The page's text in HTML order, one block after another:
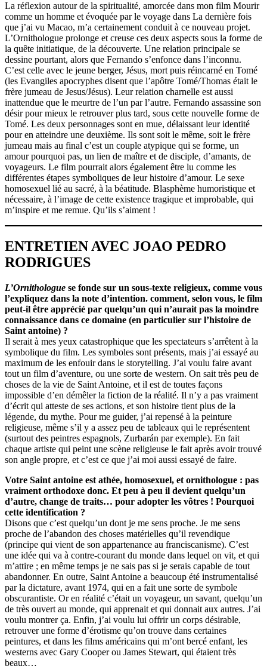
La réflexion autour de la spiritualité, amorcée dans mon film Mourir
comme un homme et évoquée par le voyage dans La dernière fois
que j’ai vu Macao, m’a certainement conduit à ce nouveau projet.
L’Ornithologue prolonge et creuse ces deux aspects sous la forme de
la quête initiatique, de la découverte. Une relation principale se
dessine pourtant, alors que Fernando s’enfonce dans l’inconnu.
C’est celle avec le jeune berger, Jésus, mort puis réincarné en Tomé
(les Evangiles apocryphes disent que l’apôtre Tomé/Thomas était le
frère jumeau de Jesus/Jésus). Leur relation charnelle est aussi
inattendue que le meurtre de l’un par l’autre. Fernando assassine son
désir pour mieux le retrouver plus tard, sous cette nouvelle forme de
Tomé. Les deux personnages sont en mue, délaissant leur identité
pour en atteindre une deuxième. Ils sont soit le même, soit le frère
jumeau mais au final c’est un couple atypique qui se forme, un
amour pourquoi pas, un lien de maître et de disciple, d’amants, de
voyageurs. Le film pourrait alors également être lu comme les
différentes étapes symboliques de leur histoire d’amour. Le sexe
homosexuel lié au sacré, à la béatitude. Blasphème humoristique et
nécessaire, à l’image de cette existence tragique et improbable, qui
m’inspire et me remue. Qu’ils s’aiment !
ENTRETIEN AVEC JOAO PEDRO
RODRIGUES
L’Ornithologue se fonde sur un sous-texte religieux, comme vous
l’expliquez dans la note d’intention. comment, selon vous, le film
peut-il être apprécié par quelqu’un qui n’aurait pas la moindre
connaissance dans ce domaine (en particulier sur l’histoire de
Saint antoine) ?
Il serait à mes yeux catastrophique que les spectateurs s’arrêtent à la
symbolique du film. Les symboles sont présents, mais j’ai essayé au
maximum de les enfouir dans le storytelling. J’ai voulu faire avant
tout un film d’aventure, ou une sorte de western. On sait très peu de
choses de la vie de Saint Antoine, et il est de toutes façons
impossible d’en démêler la fiction de la réalité. Il n’y a pas vraiment
d’écrit qui atteste de ses actions, et son histoire tient plus de la
légende, du mythe. Pour me guider, j’ai repensé à la peinture
religieuse, même s’il y a assez peu de tableaux qui le représentent
(surtout des peintres espagnols, Zurbarán par exemple). En fait
chaque artiste qui peint une scène religieuse le fait après avoir trouvé
son angle propre, et c’est ce que j’ai moi aussi essayé de faire.
Votre Saint antoine est athée, homosexuel, et ornithologue : pas
vraiment orthodoxe donc. Et peu à peu il devient quelqu’un
d’autre, change de traits… pour adopter les vôtres ! Pourquoi
cette identification ?
Disons que c’est quelqu’un dont je me sens proche. Je me sens
proche de l’abandon des choses matérielles qu’il revendique
(principe qui vient de son appartenance au franciscanisme). C’est
une idée qui va à contre-courant du monde dans lequel on vit, et qui
m’attire ; en même temps je ne sais pas si je serais capable de tout
abandonner. En outre, Saint Antoine a beaucoup été instrumentalisé
par la dictature, avant 1974, qui en a fait une sorte de symbole
obscurantiste. Or en réalité c’était un voyageur, un savant, quelqu’un
de très ouvert au monde, qui apprenait et qui donnait aux autres. J’ai
voulu montrer ça. Enfin, j’ai voulu lui offrir un corps désirable,
retrouver une forme d’érotisme qu’on trouve dans certaines
peintures, et dans les films américains qui m’ont bercé enfant, les
westerns avec Gary Cooper ou James Stewart, qui étaient très
beaux…